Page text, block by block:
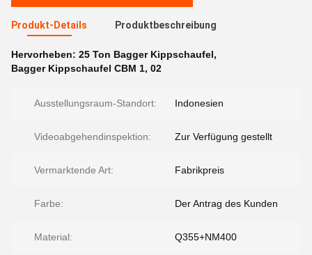
Produkt-Details Produktbeschreibung
Hervorheben: 25 Ton Bagger Kippschaufel,
Bagger Kippschaufel CBM 1, 02
Ausstellungsraum-Standort: Indonesien
Videoabgehendinspektion: Zur Verfügung gestellt
Vermarktende Art: Fabrikpreis
Farbe: Der Antrag des Kunden
Material: Q355+NM400